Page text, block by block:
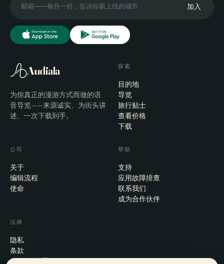
加入
Audiala
为你真正的漫游方式而做的语
音导览——来源诚实、为街头讲
述、一次下载到手。
探索
目的地
导览
旅行贴士
查看价格
下载
公司
关于
编辑流程
使命
帮助
支持
应用故障排查
联系我们
成为合作伙伴
法律
隐私
条款
Cookie 设置